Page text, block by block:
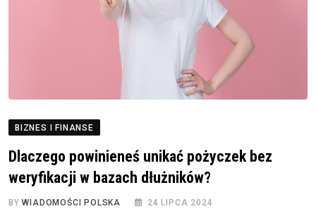
BIZNES I FINANSE
Dlaczego powinieneś unikać pożyczek bez
weryfikacji w bazach dłużników?
BYWIADOMOŚCI POLSKA 24 LIPCA 2024